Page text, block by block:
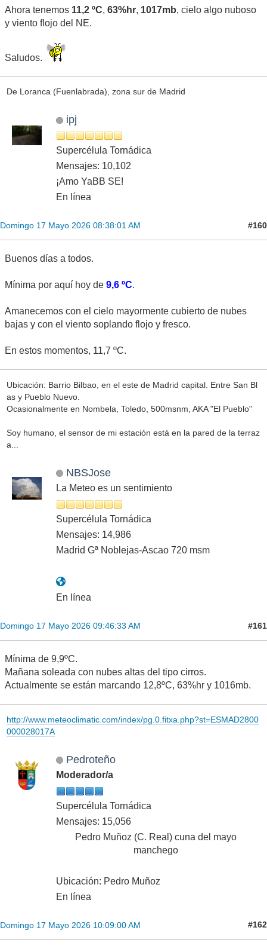
Ahora tenemos 11,2 ºC, 63%hr, 1017mb, cielo algo nuboso
y viento flojo del NE.
Saludos.
De Loranca (Fuenlabrada), zona sur de Madrid
ipj
Supercélula Tornádica
Mensajes: 10,102
¡Amo YaBB SE!
En línea
Domingo 17 Mayo 2026 08:38:01 AM #160
Buenos días a todos.
Mínima por aquí hoy de 9,6 ºC.
Amanecemos con el cielo mayormente cubierto de nubes
bajas y con el viento soplando flojo y fresco.
En estos momentos, 11,7 ºC.
Ubicación: Barrio Bilbao, en el este de Madrid capital. Entre San Bl
as y Pueblo Nuevo.
Ocasionalmente en Nombela, Toledo, 500msnm, AKA "El Pueblo"
Soy humano, el sensor de mi estación está en la pared de la terraz
a...
NBSJose
La Meteo es un sentimiento
Supercélula Tornádica
Mensajes: 14,986
Madrid Gª Noblejas-Ascao 720 msm
En línea
Domingo 17 Mayo 2026 09:46:33 AM #161
Mínima de 9,9ºC.
Mañana soleada con nubes altas del tipo cirros.
Actualmente se están marcando 12,8ºC, 63%hr y 1016mb.
http://www.meteoclimatic.com/index/pg.0.fitxa.php?st=ESMAD2800
000028017A
Pedroteño
Moderador/a
Supercélula Tornádica
Mensajes: 15,056
Pedro Muñoz (C. Real) cuna del mayo
manchego
Ubicación: Pedro Muñoz
En línea
Domingo 17 Mayo 2026 10:09:00 AM #162